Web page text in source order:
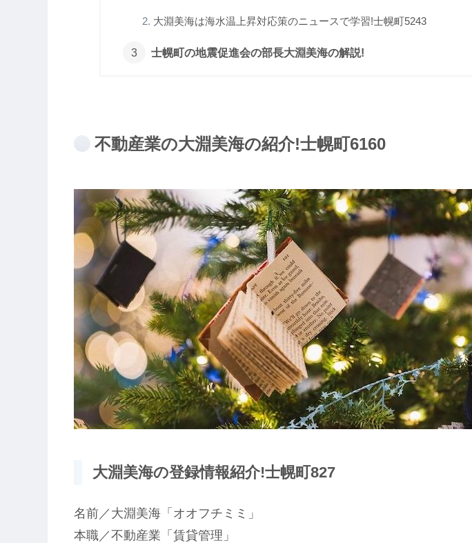
大淵美海は海水温上昇対応策のニュースで学習!士幌町5243
士幌町の地震促進会の部長大淵美海の解説!
不動産業の大淵美海の紹介!士幌町6160
大淵美海の登録情報紹介!士幌町827
名前／大淵美海「オオフチミミ」
本職／不動産業「賃貸管理」